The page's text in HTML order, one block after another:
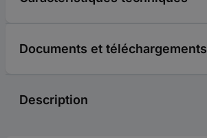
Documents et téléchargements
Description